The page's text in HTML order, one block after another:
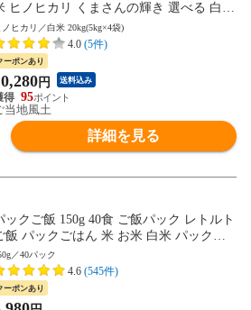
ヒノヒカリ くまさんの輝き 選べる 白米
10kg 20kg 単一原料米 ひのひかり コメ
米 備蓄米 ではありません《7-14営業日
内に発送予定(土日祝日除く)》---d2_hino
ノヒカリ／白米 20kg(5kg×4袋)
4.0 (5件)
ーポンあり
円 送料込み
95
当地風土
詳細を見る
ックご飯 150g 40食 ご飯パック レトルト
飯 パックごはん 米 お米 白米 パック米
人暮らし 150g×40P アイリスオーヤマ 低
製法米 まとめ買い ストック 備蓄 保存食
常食 [食品]
／40パック
4.6 (545件)
ーポンあり